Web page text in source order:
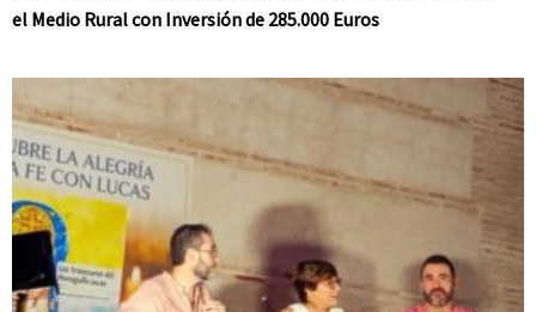
el Medio Rural con Inversión de 285.000 Euros